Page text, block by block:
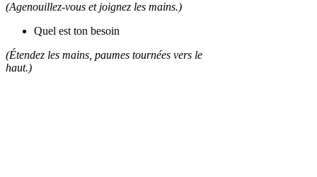
(Agenouillez-vous et joignez les mains.)
Quel est ton besoin
(Étendez les mains, paumes tournées vers le
haut.)